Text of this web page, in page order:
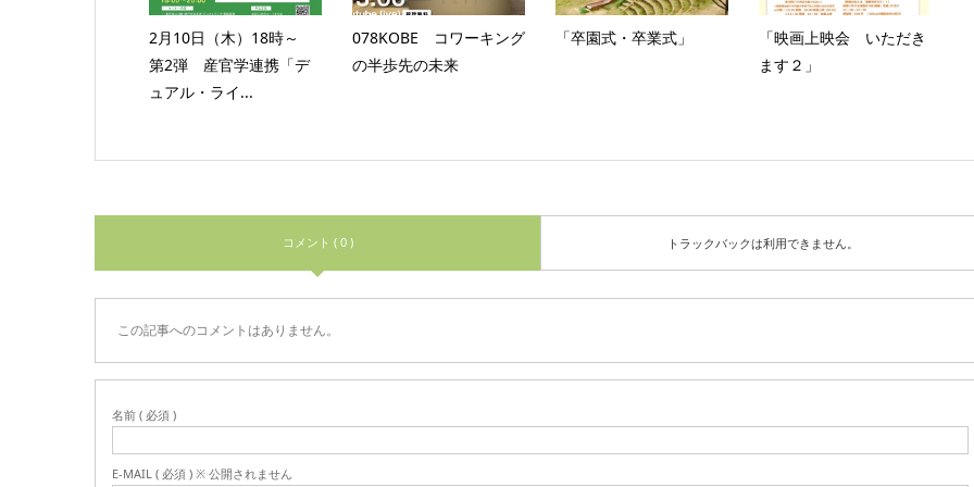
2月10日（木）18時～
第2弾 産官学連携「デ
ュアル・ライ...
078KOBE コワーキング
の半歩先の未来
「卒園式・卒業式」
「映画上映会 いただき
ます２」
コメント ( 0 ) トラックバックは利用できません。
この記事へのコメントはありません。
名前 ( 必須 )
E-MAIL ( 必須 ) ※ 公開されません